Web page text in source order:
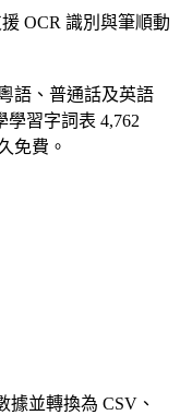
OCR 識別與筆順動
語、普通話及英語
習字詞表 4,762
免費。
據並轉換為 CSV、